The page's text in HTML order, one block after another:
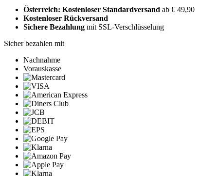
Österreich: Kostenloser Standardversand ab € 49,90
Kostenloser Rückversand
Sichere Bezahlung mit SSL-Verschlüsselung
Sicher bezahlen mit
Nachnahme
Vorauskasse